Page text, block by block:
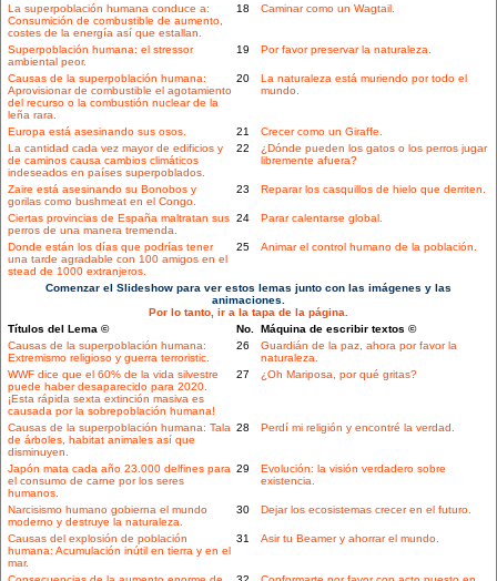
La superpoblación humana conduce a:
Consumición de combustible de aumento,
costes de la energía así que estallan.
18 Caminar como un Wagtail.
Superpoblación humana: el stressor
ambiental peor.
19 Por favor preservar la naturaleza.
Causas de la superpoblación humana:
Aprovisionar de combustible el agotamiento
del recurso o la combustión nuclear de la
leña rara.
20
La naturaleza está muriendo por todo el
mundo.
Europa está asesinando sus osos. 21
Crecer como un Giraffe.
La cantidad cada vez mayor de edificios y
de caminos causa cambios climáticos
indeseados en países superpoblados.
22
¿Dónde pueden los gatos o los perros jugar
libremente afuera?
Zaire está asesinando su Bonobos y
gorilas como bushmeat en el Congo.
23 Reparar los casquillos de hielo que derriten.
Ciertas provincias de España maltratan sus
perros de una manera tremenda.
24 Parar calentarse global.
Donde están los días que podrías tener
una tarde agradable con 100 amigos en el
stead de 1000 extranjeros.
25 Animar el control humano de la población.
Comenzar el Slideshow para ver estos lemas junto con las imágenes y las
animaciones.
Por lo tanto, ir a la tapa de la página.
Títulos del Lema ©
No. Máquina de escribir textos ©
Causas de la superpoblación humana:
Extremismo religioso y guerra terroristic.
26
Guardián de la paz, ahora por favor la
naturaleza.
WWF dice que el 60% de la vida silvestre
puede haber desaparecido para 2020.
¡Esta rápida sexta extinción masiva es
causada por la sobrepoblación humana!
27 ¿Oh Mariposa, por qué gritas?
Causas de la superpoblación humana: Tala
de árboles, habitat animales así que
disminuyen.
28 Perdí mi religión y encontré la verdad.
Japón mata cada año 23.000 delfines para
el consumo de carne por los seres
humanos.
29
Evolución: la visión verdadero sobre
existencia.
Narcisismo humano gobierna el mundo
moderno y destruye la naturaleza.
30 Dejar los ecosistemas crecer en el futuro.
Causas del explosión de población
humana: Acumulación inútil en tierra y en el
mar.
31 Asir tu Beamer y ahorrar el mundo.